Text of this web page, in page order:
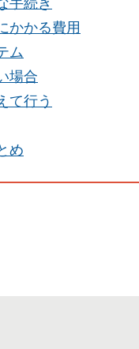
手続き
かかる費用
ム
場合
て行う
め